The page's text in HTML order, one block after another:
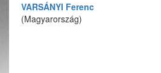
VARSÁNYI Ferenc
(Magyarország)